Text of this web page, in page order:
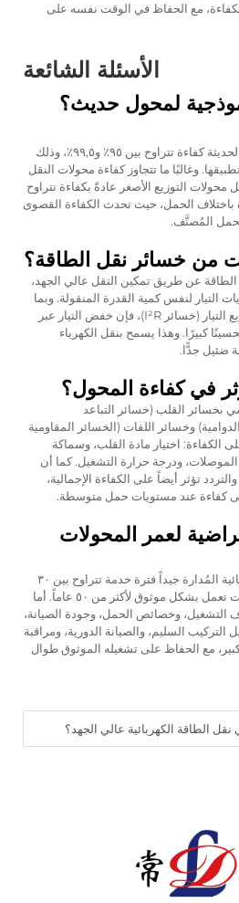
مع الحفاظ في الوقت نفسه على
الأسئلة الشائعة
لمحول حديث؟
عادةً ما تحقق محولات الطاقة الحديثة كفاءة تتراوح بين ٩٥٪ و٩٩,٥٪، وذلك
وغالبًا ما تتجاوز كفاءة محولات النقل
حين تعمل محولات التوزيع الأصغر عادةً بكفاءة تتراوح
الكفاءة باختلاف الحمل، حيث تحدث الكفاءة القصوى
من خسائر نقل الطاقة؟
عن طريق تمكين النقل عالي الجهد،
التيار لنفس كمية القدرة المنقولة. وبما
أن خسائر النقل تتناسب مع مربع التيار (خسائر I²R)، فإن خفض التيار عبر
كبيرًا. وهذا يسمح بنقل الكهرباء
ضئيل جدًّا.
في كفاءة المحول؟
بخسائر القلب (خسائر التباعد
وخسائر اللفات (الخسائر المقاومية
الكفاءة: اختيار مادة القلب، وسماكة
الموصلات، ودرجة حرارة التشغيل. كما أن
تؤثر أيضاً على الكفاءة الإجمالية،
كفاءة عند مستويات حمل متوسطة.
لعمر المحولات
عادةً ما تمتلك المحولات الكهربائية المُدارة جيداً فترة خدمة تتراوح بين ٣٠
و٤٠ عاماً أو أكثر، وبعض الوحدات تعمل بشكل موثوق لأكثر من ٥٠ عاماً. أما
التشغيل، وخصائص الحمل، وجودة الصيانة،
التركيب السليم، والصيانة الدورية، ومراقبة
مع الحفاظ على تشغيله الموثوق طوال
الطاقة الكهربائية عالي الجهد؟